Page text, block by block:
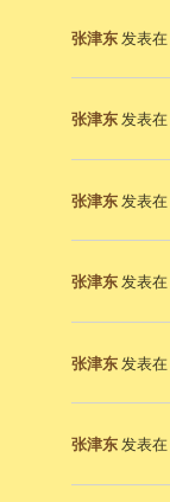
张津东发表在
张津东发表在
张津东发表在
张津东发表在
张津东发表在
张津东发表在